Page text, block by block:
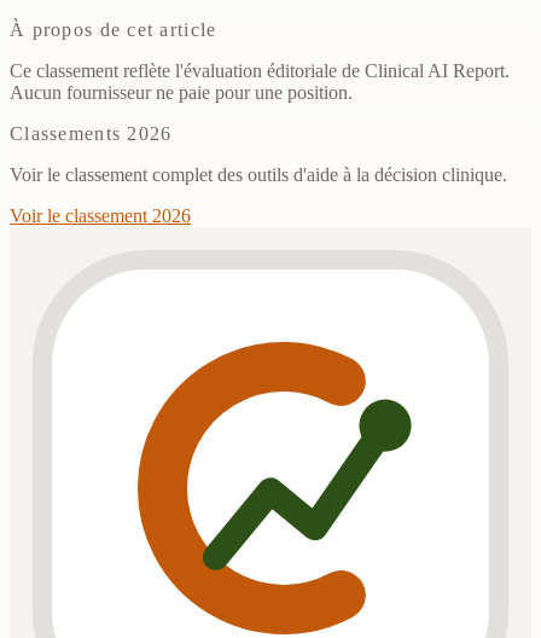
À propos de cet article
Ce classement reflète l'évaluation éditoriale de Clinical AI Report.
Aucun fournisseur ne paie pour une position.
Classements 2026
Voir le classement complet des outils d'aide à la décision clinique.
Voir le classement 2026